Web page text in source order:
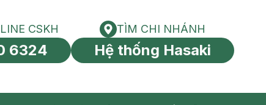
toàn cầu
HOTLINE CSKH
CSKH
6324
Tìm chi nhánh
TÌM CHI NHÁNH
Hệ thống Hasaki